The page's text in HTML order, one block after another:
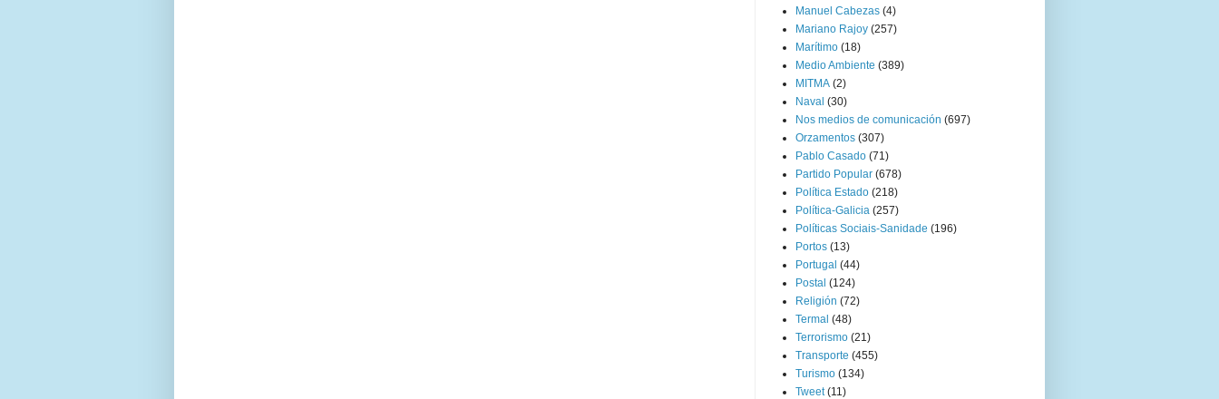
Manuel Cabezas (4)
Mariano Rajoy (257)
Marítimo (18)
Medio Ambiente (389)
MITMA (2)
Naval (30)
Nos medios de comunicación (697)
Orzamentos (307)
Pablo Casado (71)
Partido Popular (678)
Política Estado (218)
Política-Galicia (257)
Políticas Sociais-Sanidade (196)
Portos (13)
Portugal (44)
Postal (124)
Religión (72)
Termal (48)
Terrorismo (21)
Transporte (455)
Turismo (134)
Tweet (11)